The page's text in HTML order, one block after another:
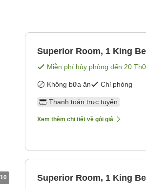
10
Superior Room, 1 King
Miễn phí hủy phòng đến 20
Không bữa ăn Chỉ phòng
Thanh toán trực tuyến
Xem thêm chi tiết về gói giá
Superior Room, 1 King